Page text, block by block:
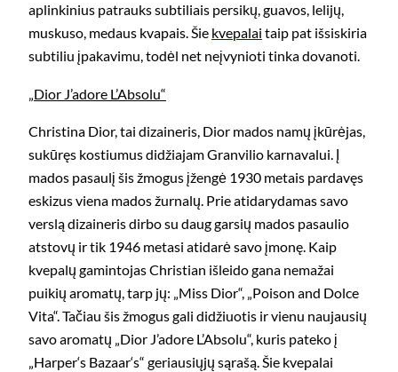
aplinkinius patrauks subtiliais persikų, guavos, lelijų,
muskuso, medaus kvapais. Šie kvepalai taip pat išsiskiria
subtiliu įpakavimu, todėl net neįvynioti tinka dovanoti.
„Dior J’adore L’Absolu“
Christina Dior, tai dizaineris, Dior mados namų įkūrėjas,
sukūręs kostiumus didžiajam Granvilio karnavalui. Į
mados pasaulį šis žmogus įžengė 1930 metais pardavęs
eskizus viena mados žurnalų. Prie atidarydamas savo
verslą dizaineris dirbo su daug garsių mados pasaulio
atstovų ir tik 1946 metasi atidarė savo įmonę. Kaip
kvepalų gamintojas Christian išleido gana nemažai
puikių aromatų, tarp jų: „Miss Dior“, „Poison and Dolce
Vita“. Tačiau šis žmogus gali didžiuotis ir vienu naujausių
savo aromatų „Dior J’adore L’Absolu“, kuris pateko į
„Harper‘s Bazaar‘s“ geriausiųjų sąrašą. Šie kvepalai